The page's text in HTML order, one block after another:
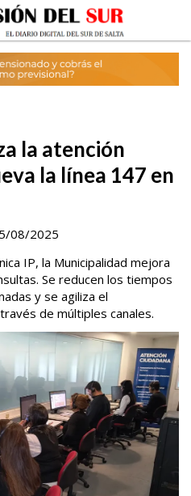
la atención
la línea 147 en
IP, la Municipalidad mejora
Se reducen los tiempos
y se agiliza el
de múltiples canales.
08/2025